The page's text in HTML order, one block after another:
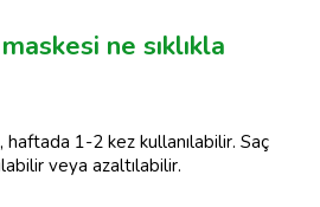
ne sıklıkla
1-2 kez kullanılabilir. Saç
veya azaltılabilir.